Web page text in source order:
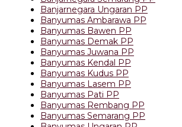
Banjarnegara Ungaran PP
Banyumas Ambarawa PP
Banyumas Bawen PP
Banyumas Demak PP
Banyumas Juwana PP
Banyumas Kendal PP
Banyumas Kudus PP
Banyumas Lasem PP
Banyumas Pati PP
Banyumas Rembang PP
Banyumas Semarang PP